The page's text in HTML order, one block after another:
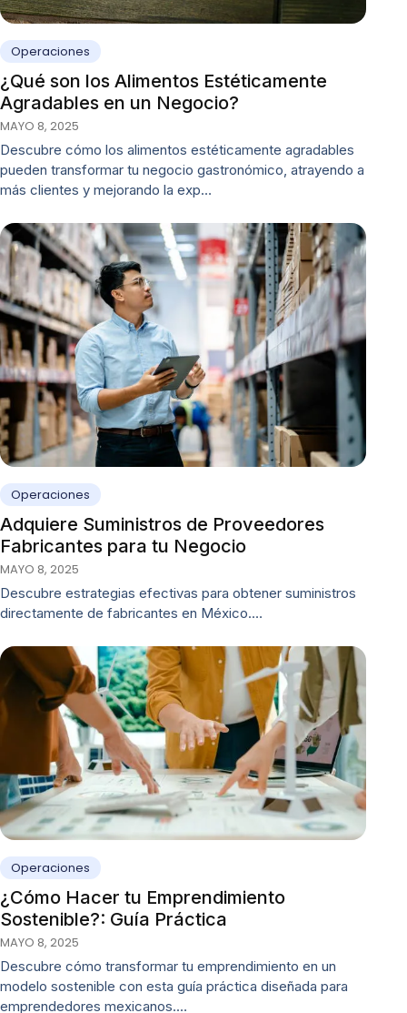
Operaciones
¿Qué son los Alimentos Estéticamente
Agradables en un Negocio?
MAYO 8, 2025
Descubre cómo los alimentos estéticamente agradables
pueden transformar tu negocio gastronómico, atrayendo a
más clientes y mejorando la exp…
Operaciones
Adquiere Suministros de Proveedores
Fabricantes para tu Negocio
MAYO 8, 2025
Descubre estrategias efectivas para obtener suministros
directamente de fabricantes en México.…
Operaciones
¿Cómo Hacer tu Emprendimiento
Sostenible?: Guía Práctica
MAYO 8, 2025
Descubre cómo transformar tu emprendimiento en un
modelo sostenible con esta guía práctica diseñada para
emprendedores mexicanos.…